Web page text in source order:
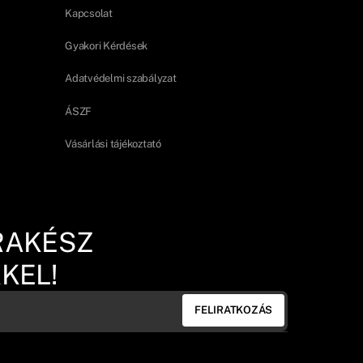
Kapcsolat
Gyakori Kérdések
Adatvédelmi szabályzat
ÁSZF
Vásárlási tájékoztató
FELIRATKOZÁS